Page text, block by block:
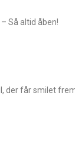
Så altid åben!
der får smilet